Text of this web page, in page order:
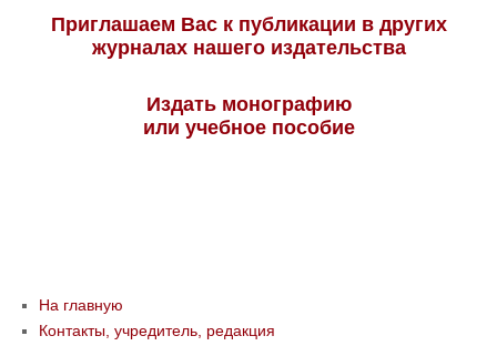
Приглашаем Вас к публикации в других
журналах нашего издательства
Издать монографию
или учебное пособие
На главную
Контакты, учредитель, редакция